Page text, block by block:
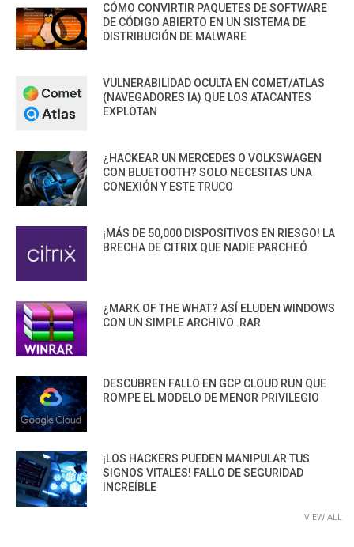
CÓMO CONVIRTIR PAQUETES DE SOFTWARE
DE CÓDIGO ABIERTO EN UN SISTEMA DE
DISTRIBUCIÓN DE MALWARE
VULNERABILIDAD OCULTA EN COMET/ATLAS
(NAVEGADORES IA) QUE LOS ATACANTES
EXPLOTAN
¿HACKEAR UN MERCEDES O VOLKSWAGEN
CON BLUETOOTH? SOLO NECESITAS UNA
CONEXIÓN Y ESTE TRUCO
¡MÁS DE 50,000 DISPOSITIVOS EN RIESGO! LA
BRECHA DE CITRIX QUE NADIE PARCHEÓ
¿MARK OF THE WHAT? ASÍ ELUDEN WINDOWS
CON UN SIMPLE ARCHIVO .RAR
DESCUBREN FALLO EN GCP CLOUD RUN QUE
ROMPE EL MODELO DE MENOR PRIVILEGIO
¡LOS HACKERS PUEDEN MANIPULAR TUS
SIGNOS VITALES! FALLO DE SEGURIDAD
INCREÍBLE
VIEW ALL